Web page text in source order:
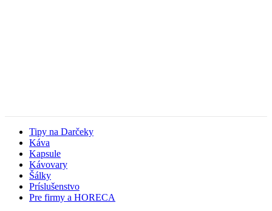
Tipy na Darčeky
Káva
Kapsule
Kávovary
Šálky
Príslušenstvo
Pre firmy a HORECA